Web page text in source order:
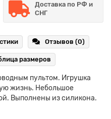
Доставка по РФ и
СНГ
Отзывов (0)
размеров
пультом. Игрушка
жизнь. Небольшое
Выполнены из силикона.